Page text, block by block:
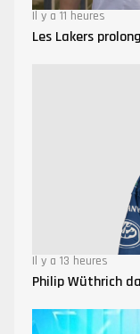
Il y a 11 heures
Les Lakers
Il y a 13 heures
Philip Wüthrich